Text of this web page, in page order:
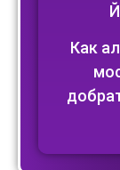
Как